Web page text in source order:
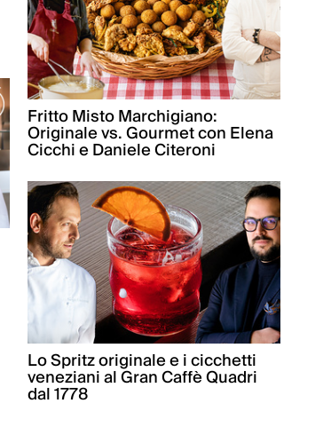
Fritto Misto Marchigiano:
Originale vs. Gourmet con Elena
Cicchi e Daniele Citeroni
Lo Spritz originale e i cicchetti
veneziani al Gran Caffè Quadri
dal 1778